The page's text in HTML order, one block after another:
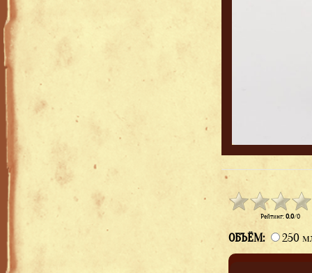
Рейтинг:0.0/0
ОБЪЁМ: 250